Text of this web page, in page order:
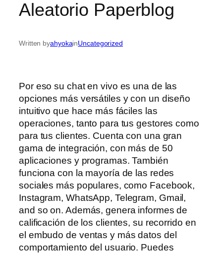
Aleatorio Paperblog
Written byahyokainUncategorized
Por eso su chat en vivo es una de las
opciones más versátiles y con un diseño
intuitivo que hace más fáciles las
operaciones, tanto para tus gestores como
para tus clientes. Cuenta con una gran
gama de integración, con más de 50
aplicaciones y programas. También
funciona con la mayoría de las redes
sociales más populares, como Facebook,
Instagram, WhatsApp, Telegram, Gmail,
and so on. Además, genera informes de
calificación de los clientes, su recorrido en
el embudo de ventas y más datos del
comportamiento del usuario. Puedes